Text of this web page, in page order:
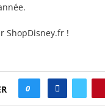
ShopDisney.fr !
0